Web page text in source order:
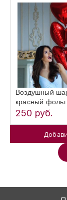
Воздушный
красный
250 руб.